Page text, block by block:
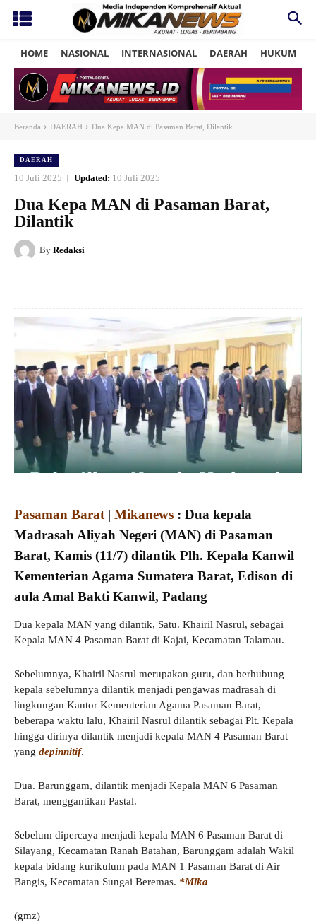
HOME NASIONAL INTERNASIONAL DAERAH HUKUM
Beranda DAERAH Dua Kepa MAN di Pasaman Barat, Dilantik
DAERAH
10 Juli 2025 Updated: 10 Juli 2025
Dua Kepa MAN di Pasaman Barat,
Dilantik
By Redaksi
Pasaman Barat | Mikanews : Dua kepala
Madrasah Aliyah Negeri (MAN) di Pasaman
Barat, Kamis (11/7) dilantik Plh. Kepala Kanwil
Kementerian Agama Sumatera Barat, Edison di
aula Amal Bakti Kanwil, Padang
Dua kepala MAN yang dilantik, Satu. Khairil Nasrul, sebagai
Kepala MAN 4 Pasaman Barat di Kajai, Kecamatan Talamau.
Sebelumnya, Khairil Nasrul merupakan guru, dan berhubung
kepala sebelumnya dilantik menjadi pengawas madrasah di
lingkungan Kantor Kementerian Agama Pasaman Barat,
beberapa waktu lalu, Khairil Nasrul dilantik sebagai Plt. Kepala
hingga dirinya dilantik menjadi kepala MAN 4 Pasaman Barat
yang depinnitif.
Dua. Barunggam, dilantik menjadi Kepala MAN 6 Pasaman
Barat, menggantikan Pastal.
Sebelum dipercaya menjadi kepala MAN 6 Pasaman Barat di
Silayang, Kecamatan Ranah Batahan, Barunggam adalah Wakil
kepala bidang kurikulum pada MAN 1 Pasaman Barat di Air
Bangis, Kecamatan Sungai Beremas. *Mika
(gmz)